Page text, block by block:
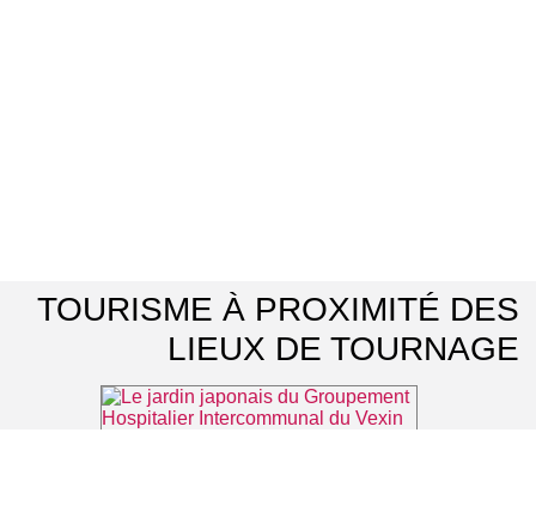
TOURISME À PROXIMITÉ DES
LIEUX DE TOURNAGE